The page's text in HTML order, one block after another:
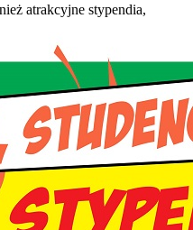
atrakcyjne stypendia,